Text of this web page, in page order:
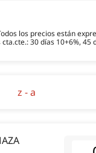
los precios están
30 días 10+6%, 45
z - a